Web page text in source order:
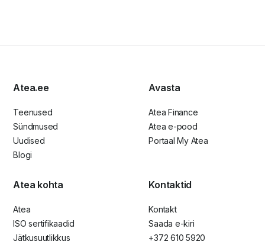
Atea.ee
Teenused
Sündmused
Uudised
Blogi
Avasta
Atea Finance
Atea e-pood
Portaal My Atea
Atea kohta
Atea
ISO sertifikaadid
Jätkusuutlikkus
Kontaktid
Kontakt
Saada e-kiri
+372 610 5920